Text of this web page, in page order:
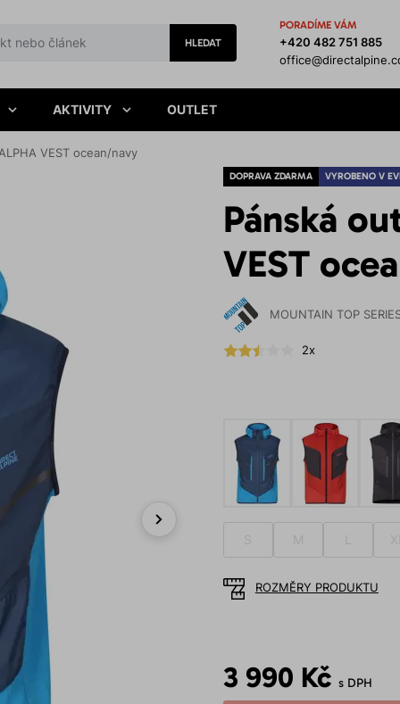
HLEDAT
PORADÍME VÁM
+420 482 751 885
AKTIVITY OUTLET
VEST ocean/navy
DOPRAVA ZDARMA VYROBENO V
Pánská
VEST
MOUNTAIN TOP
2x
S M
ROZMĚRY PRODUKTU
3 990 Kč s DPH